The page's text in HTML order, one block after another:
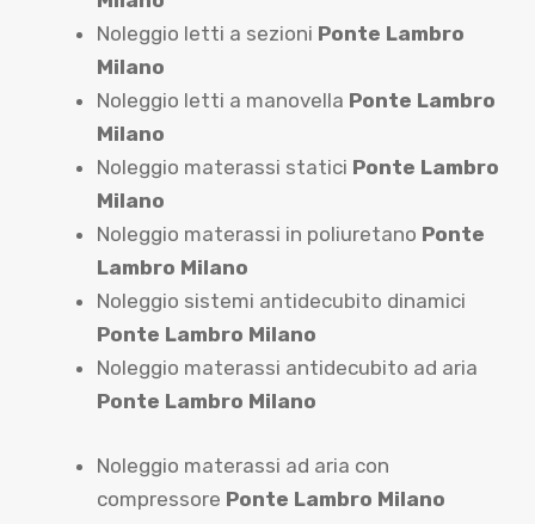
Noleggio letti a sezioni Ponte Lambro
Milano
Noleggio letti a manovella Ponte Lambro
Milano
Noleggio materassi statici Ponte Lambro
Milano
Noleggio materassi in poliuretano Ponte
Lambro Milano
Noleggio sistemi antidecubito dinamici
Ponte Lambro Milano
Noleggio materassi antidecubito ad aria
Ponte Lambro Milano
Noleggio materassi ad aria con
compressore Ponte Lambro Milano